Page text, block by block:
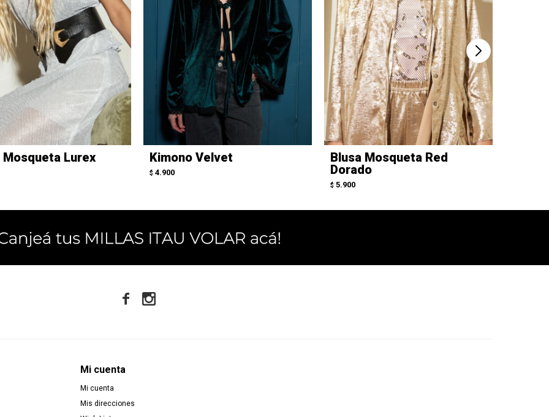
Mosqueta Lurex Kimono Velvet
$ 4.900
Blusa Mosqueta Red
Dorado
$ 5.900
Mi cuenta
Mi cuenta
Mis direcciones
 